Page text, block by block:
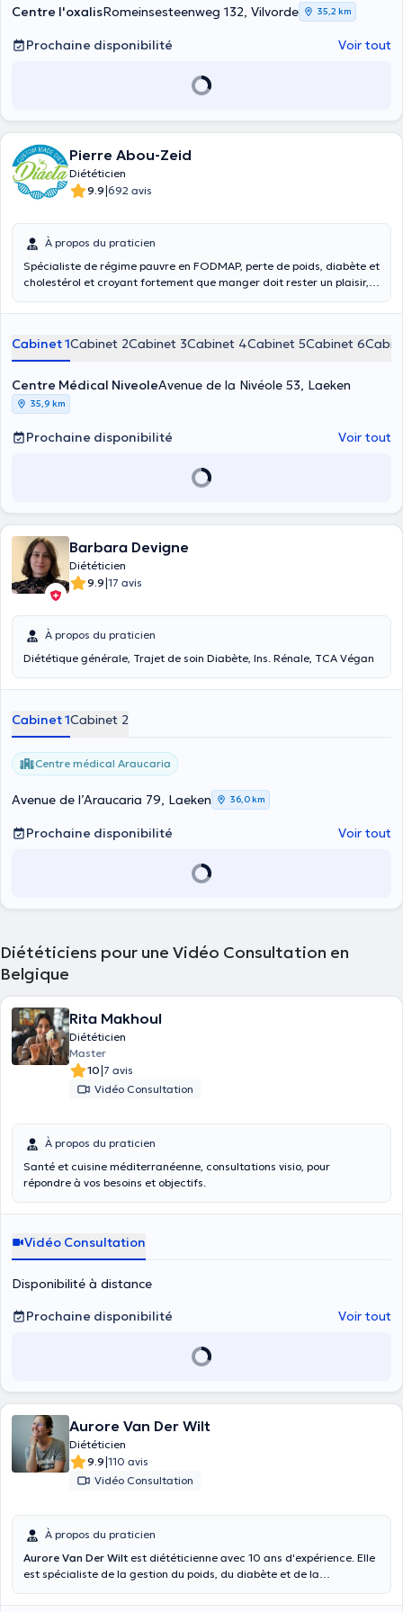
Centre l'oxalisRomeinsesteenweg 132, Vilvorde 35,2 km
Prochaine disponibilité Voir tout
Pierre Abou-Zeid
Diététicien
9.9|692 avis
À propos du praticien
Spécialiste de régime pauvre en FODMAP, perte de poids, diabète et
cholestérol et croyant fortement que manger doit rester un plaisir,
que beaucoup pensent, un régime restrictif n’est pas la solution pour
diminuer sa glycémie en cas de diabète. Ce n’est pas la solution
dans la majorité des maladies. La solution réside dans une
alimentation équilibrée. Prenez soin de votre corps, c’est le seul
endroit où vous devez vivre. Je vous accompagne tout au long du
processus. Nous travaillerons ensemble pour obtenir un résultat
plutôt une adaptation progressive de votre alimentation et de votre
alimentation saine et adaptée à votre corps et à vos besoins et ceci
Cabinet 1Cabinet 2Cabinet 3Cabinet 4Cabinet 5Cabinet 6
Centre Médical NiveoleAvenue de la Nivéole 53, Laeken
35,9 km
Prochaine disponibilité Voir tout
Barbara Devigne
Diététicien
9.9|17 avis
À propos du praticien
Diététique générale, Trajet de soin Diabète, Ins. Rénale, TCA Végan
Cabinet 1Cabinet 2
Centre médical Araucaria
Avenue de l’Araucaria 79, Laeken 36,0 km
Prochaine disponibilité Voir tout
Diététiciens pour une Vidéo Consultation en
Belgique
Rita Makhoul
Diététicien
Master
10|7 avis
Vidéo Consultation
À propos du praticien
Santé et cuisine méditerranéenne, consultations visio, pour
répondre à vos besoins et objectifs.
Vidéo Consultation
Disponibilité à distance
Prochaine disponibilité
Voir tout
Aurore Van Der Wilt
Diététicien
9.9|110 avis
Vidéo Consultation
À propos du praticien
Aurore Van Der Wilt est diététicienne avec 10 ans d'expérience. Elle
est spécialiste de la gestion du poids, du diabète et de la
allergies et intolérances alimentaires. Elle a commencé à travailler